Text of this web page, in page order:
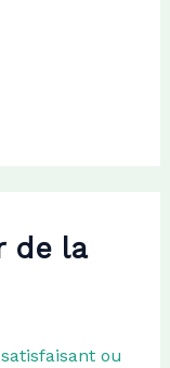
de la
ou